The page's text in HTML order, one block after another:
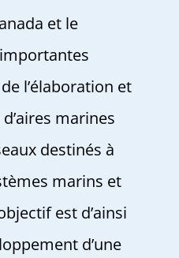
et le
l’élaboration et
marines
destinés à
marins et
est d’ainsi
d’une